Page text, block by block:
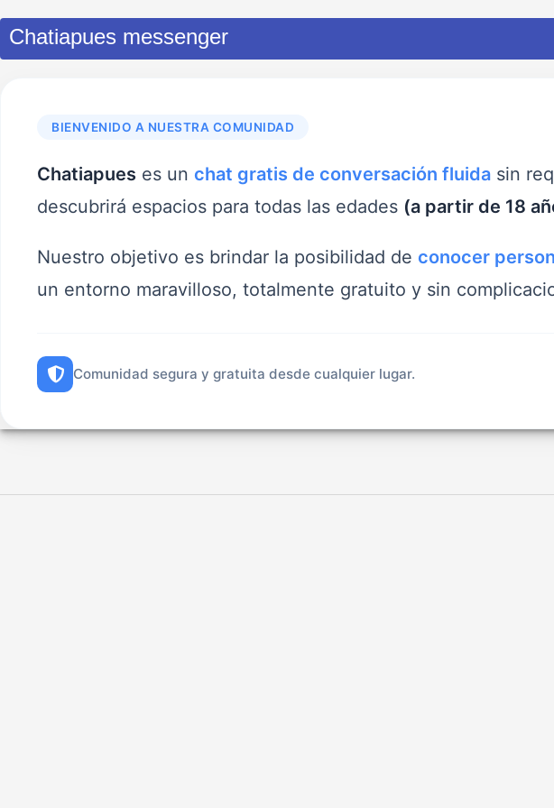
Chatiapues messenger
BIENVENIDO A NUESTRA COMUNIDAD
Chatiapues es un chat gratis de conversación fluida sin
descubrirá espacios para todas las edades (a partir de 18
Nuestro objetivo es brindar la posibilidad de conocer
un entorno maravilloso, totalmente gratuito y sin
Comunidad segura y gratuita desde cualquier lugar.